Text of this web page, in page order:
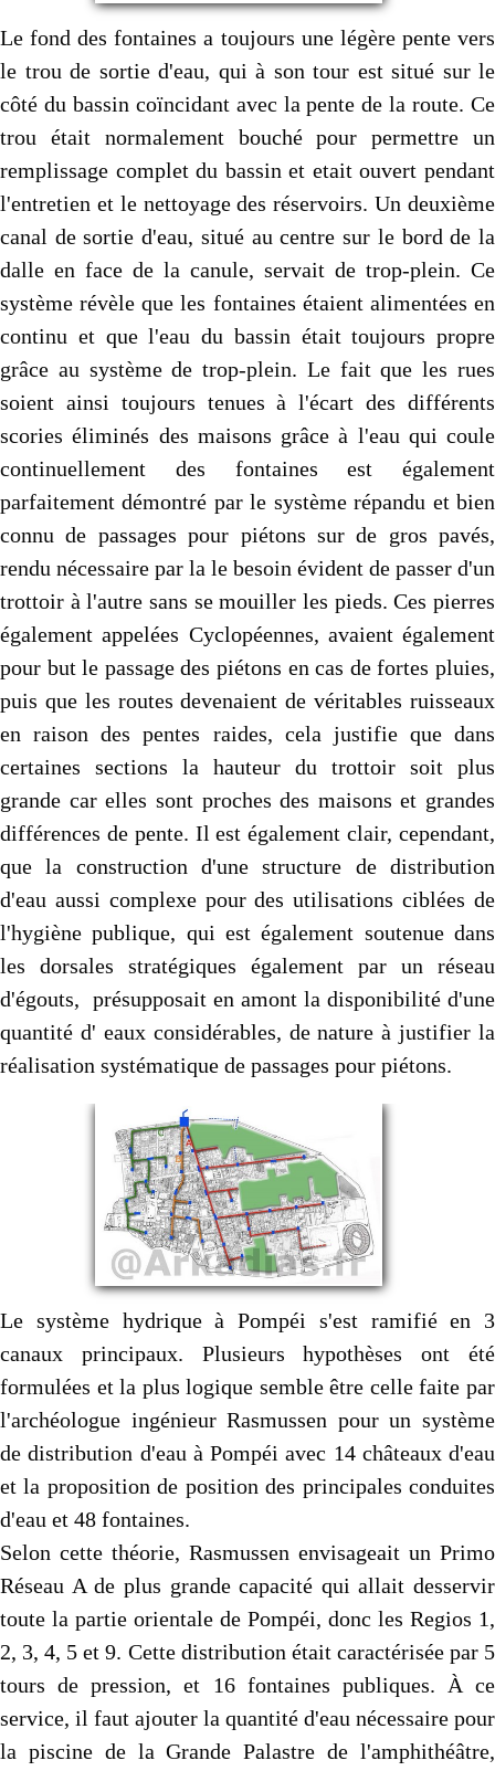
Le fond des fontaines a toujours une légère pente vers
le trou de sortie d'eau, qui à son tour est situé sur le
côté du bassin coïncidant avec la pente de la route. Ce
trou était normalement bouché pour permettre un
remplissage complet du bassin et etait ouvert pendant
l'entretien et le nettoyage des réservoirs. Un deuxième
canal de sortie d'eau, situé au centre sur le bord de la
dalle en face de la canule, servait de trop-plein. Ce
système révèle que les fontaines étaient alimentées en
continu et que l'eau du bassin était toujours propre
grâce au système de trop-plein. Le fait que les rues
soient ainsi toujours tenues à l'écart des différents
scories éliminés des maisons grâce à l'eau qui coule
continuellement des fontaines est également
parfaitement démontré par le système répandu et bien
connu de passages pour piétons sur de gros pavés,
rendu nécessaire par la le besoin évident de passer d'un
trottoir à l'autre sans se mouiller les pieds. Ces pierres
également appelées Cyclopéennes, avaient également
pour but le passage des piétons en cas de fortes pluies,
puis que les routes devenaient de véritables ruisseaux
en raison des pentes raides, cela justifie que dans
certaines sections la hauteur du trottoir soit plus
grande car elles sont proches des maisons et grandes
différences de pente. Il est également clair, cependant,
que la construction d'une structure de distribution
d'eau aussi complexe pour des utilisations ciblées de
l'hygiène publique, qui est également soutenue dans
les dorsales stratégiques également par un réseau
d'égouts, présupposait en amont la disponibilité d'une
quantité d' eaux considérables, de nature à justifier la
réalisation systématique de passages pour piétons.
Le système hydrique à Pompéi s'est ramifié en 3
canaux principaux. Plusieurs hypothèses ont été
formulées et la plus logique semble être celle faite par
l'archéologue ingénieur Rasmussen pour un système
de distribution d'eau à Pompéi avec 14 châteaux d'eau
et la proposition de position des principales conduites
d'eau et 48 fontaines.
Selon cette théorie, Rasmussen envisageait un Primo
Réseau A de plus grande capacité qui allait desservir
toute la partie orientale de Pompéi, donc les Regios 1,
2, 3, 4, 5 et 9. Cette distribution était caractérisée par 5
tours de pression, et 16 fontaines publiques. À ce
service, il faut ajouter la quantité d'eau nécessaire pour
la piscine de la Grande Palastre de l'amphithéâtre,